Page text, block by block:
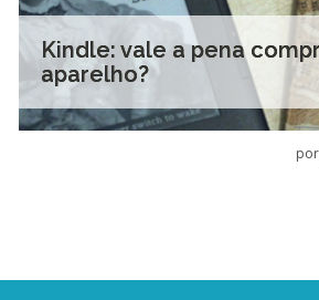
Kindle: vale a pena
aparelho?